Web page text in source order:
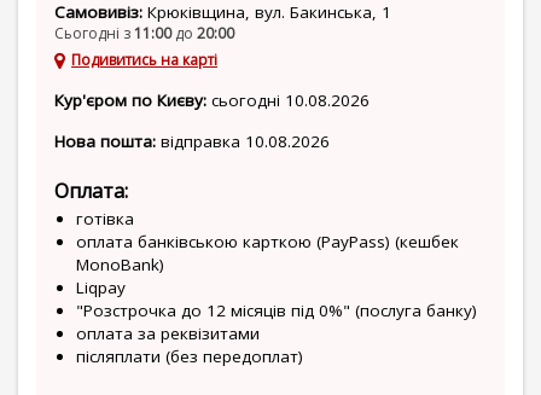
Самовивіз: Крюківщина, вул. Бакинська, 1
Сьогодні з11:00до 20:00
Подивитись на карті
Кур'єром по Києву: сьогодні 10.08.2026
Нова пошта: відправка 10.08.2026
Оплата:
готівка
оплата банківською карткою (PayPass) (кешбек
MonoBank)
Liqpay
"Розстрочка до 12 місяців під 0%" (послуга банку)
оплата за реквізитами
післяплати (без передоплат)